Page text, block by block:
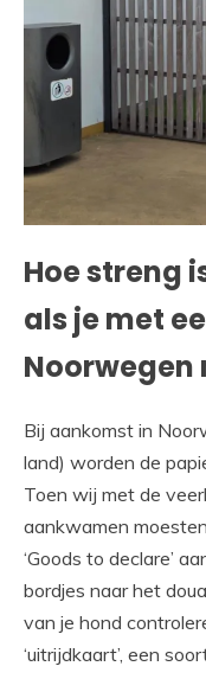
Hoe streng
als je met
Noorwegen
Bij aankomst in
land) worden de
Toen wij met de
aankwamen
‘Goods to declare’
bordjes naar het
van je hond
‘uitrijdkaart’, een